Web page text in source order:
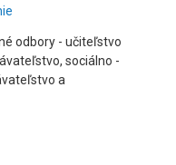
odbory - učiteľstvo
sociálno -
a